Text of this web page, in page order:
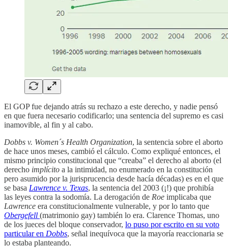
El GOP fue dejando atrás su rechazo a este derecho, y nadie pensó
en que fuera necesario codificarlo; una sentencia del supremo es casi
inamovible, al fin y al cabo.
Dobbs v. Women´s Health Organization, la sentencia sobre el aborto
de hace unos meses, cambió el cálculo. Como expliqué entonces, el
mismo principio constitucional que “creaba” el derecho al aborto (el
derecho implícito a la intimidad, no enumerado en la constitución
pero asumido por la jurisprucencia desde hacía décadas) es en el que
se basa Lawrence v. Texas, la sentencia del 2003 (¡!) que prohibía
las leyes contra la sodomía. La derogación de Roe implicaba que
Lawrence era constitucionalmente vulnerable, y por lo tanto que
Obergefell (matrimonio gay) también lo era. Clarence Thomas, uno
de los jueces del bloque conservador, lo puso por escrito en su voto
particular en Dobbs, señal inequívoca que la mayoría reaccionaria se
lo estaba planteando.